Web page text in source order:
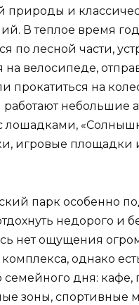
природы и
В теплое время
по лесной части,
на велосипеде,
прокатиться на
небольшие
лошадками,
игровые площадки
парк особенно
недорого и
нет ощущения
однако
семейного дня: кафе,
зоны, спортивные